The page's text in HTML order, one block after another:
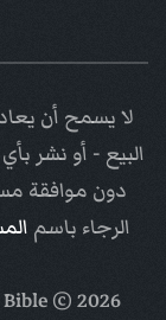
لا يسمح أن
البيع - أو نشر
دون موافقة
الرجاء باسم
2026
© Kalimat Alhayat a ministry of